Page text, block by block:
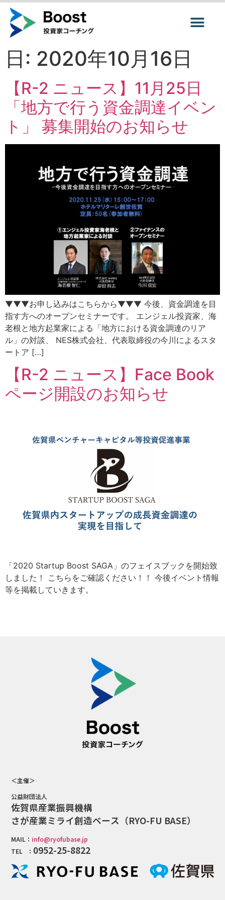
日: 2020年10月16日
【R-2 ニュース】11月25日
「地方で行う資金調達イベン
ト」 募集開始のお知らせ
▼▼▼お申し込みはこちらから▼▼▼ 今後、資金調達を目
指す方へのオープンセミナーです。 エンジェル投資家、海
老根と地方起業家による「地方における資金調達のリア
ル」の対談、 NES株式会社、代表取締役の今川によるスタ
ートア […]
【R-2 ニュース】Face Book
ページ開設のお知らせ
「2020 Startup Boost SAGA」のフェイスブックを開始致
しました！ こちらをご確認ください！！ 今後イベント情報
等を掲載していきます。
＜主催＞
公益財団法人
佐賀県産業振興機構
さが産業ミライ創造ベース（RYO-FU BASE）
MAIL： info@ryofubase.jp
TEL ： 0952-25-8822